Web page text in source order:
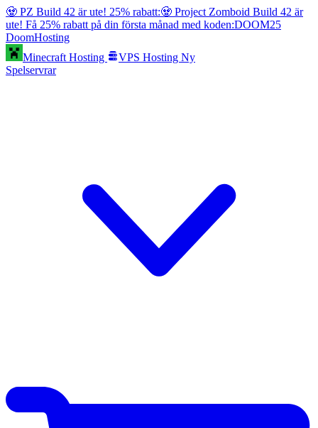
🧟 PZ Build 42 är ute! 25% rabatt:🧟 Project Zomboid Build 42 är
ute! Få 25% rabatt på din första månad med koden:DOOM25
DoomHosting
Minecraft Hosting
VPS Hosting Ny
Spelservrar